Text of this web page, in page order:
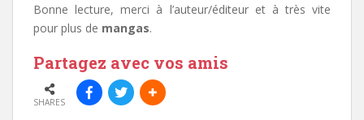
Bonne lecture, merci à l’auteur/éditeur et à très vite
pour plus de mangas.
Partagez avec vos amis
SHARES